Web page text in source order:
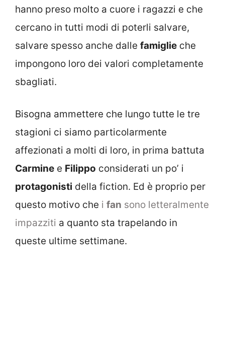
hanno preso molto a cuore i ragazzi e che
cercano in tutti modi di poterli salvare,
salvare spesso anche dalle famiglie che
impongono loro dei valori completamente
sbagliati.
Bisogna ammettere che lungo tutte le tre
stagioni ci siamo particolarmente
affezionati a molti di loro, in prima battuta
Carmine e Filippo considerati un po’ i
protagonisti della fiction. Ed è proprio per
questo motivo che i fan sono letteralmente
impazziti a quanto sta trapelando in
queste ultime settimane.